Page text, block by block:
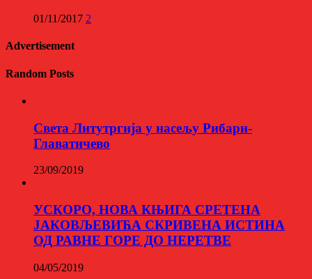
01/11/2017 2
Advertisement
Random Posts
Света Литутргија у насељу Рибари-
Главатичево
23/09/2019
УСКОРО, НОВА КЊИГА СРЕТЕНА
ЈАКОВЉЕВИЋА СКРИВЕНА ИСТИНА
ОД РАВНЕ ГОРЕ ДО НЕРЕТВЕ
04/05/2019